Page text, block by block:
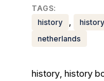
TAGS:
history
,
netherlands
history, history